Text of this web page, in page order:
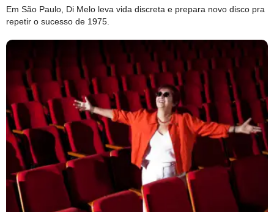
Em São Paulo, Di Melo leva vida discreta e prepara novo disco pra
repetir o sucesso de 1975.